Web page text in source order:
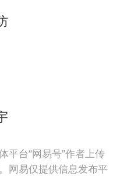
平台“网易号”作者上传
网易仅提供信息发布平